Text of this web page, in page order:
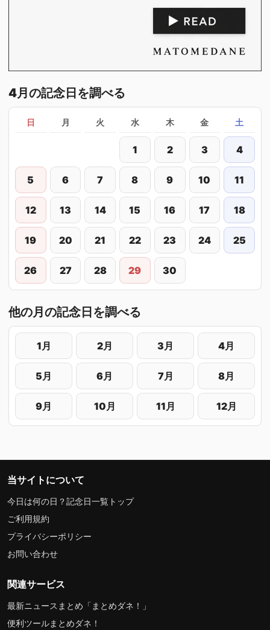
4月の記念日を調べる
日 月 火 水 木 金 土
1 2 3 4
5 6 7 8 9 10 11
12 13 14 15 16 17 18
19 20 21 22 23 24 25
26 27 28 29 30
他の月の記念日を調べる
1月 2月 3月 4月
5月 6月 7月 8月
9月 10月 11月 12月
当サイトについて
今日は何の日？記念日一覧トップ
ご利用規約
プライバシーポリシー
お問い合わせ
関連サービス
最新ニュースまとめ「まとめダネ！」
便利ツールまとめダネ！